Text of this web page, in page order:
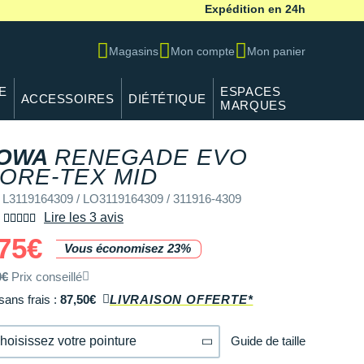
Expédition en 24h
Magasins Mon compte Mon panier
ACCESSOIRES DIÉTÉTIQUE
ESPACES
MARQUES
RENEGADE EVO
TEX MID
L3119164309 / LO3119164309 / 311916-4309
Lire les 3 avis
Vous économisez 23%
Prix conseillé
frais : 87,50€ LIVRAISON OFFERTE*
votre pointure Guide de taille